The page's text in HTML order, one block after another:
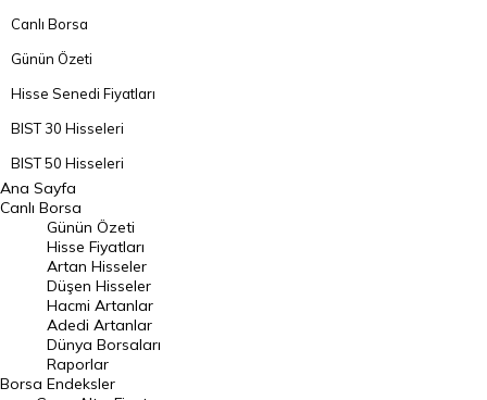
Canlı Borsa
Günün Özeti
Hisse Senedi Fiyatları
BIST 30 Hisseleri
BIST 50 Hisseleri
BIST 100 Hisseleri
En Çok Artan Hisseler
En Çok Düşen Hisseler
Hacmi Artanlar
Geçmiş Kapanışlar
Dünya Borsaları
Ana Sayfa
Canlı Borsa
Borsa
Günün Özeti
Hisse Fiyatları
Artan Hisseler
Düşen Hisseler
Hacmi Artanlar
Adedi Artanlar
Dünya Borsaları
Raporlar
Endeksler